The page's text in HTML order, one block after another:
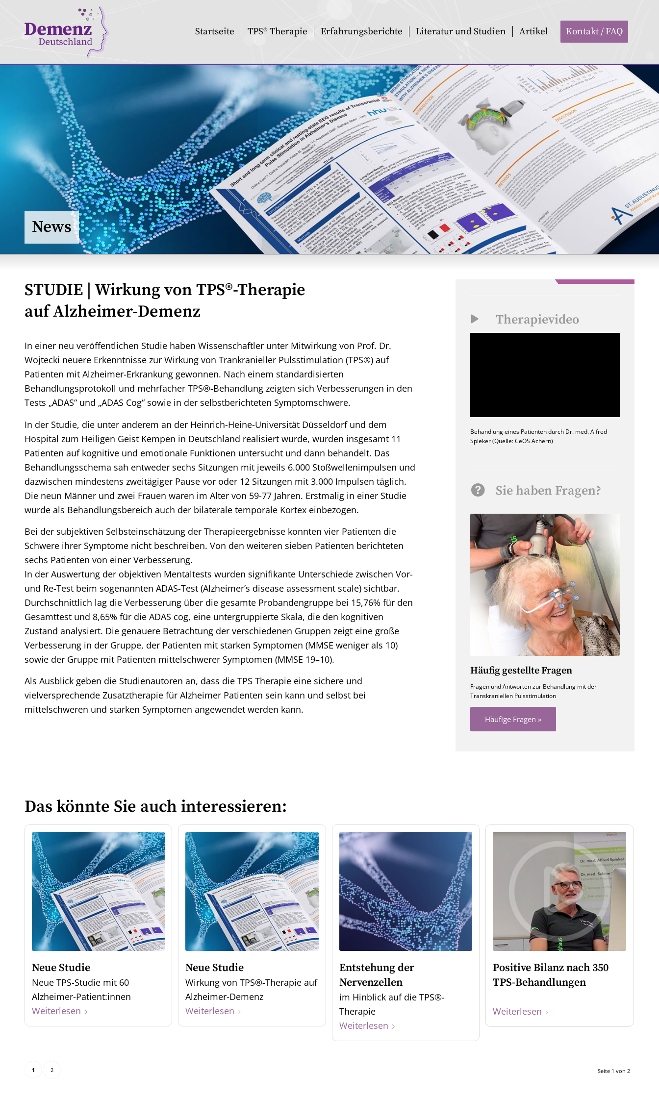
Startseite TPS® Therapie Erfahrungsberichte Literatur und Studien Artikel Kontakt / FAQ
News
STUDIE | Wirkung von TPS®-Therapie
auf Alzheimer-Demenz
In einer neu veröffentlichen Studie haben Wissenschaftler unter Mitwirkung von Prof. Dr.
Wojtecki neuere Erkenntnisse zur Wirkung von Trankranieller Pulsstimulation (TPS®) auf
Patienten mit Alzheimer-Erkrankung gewonnen. Nach einem standardisierten
Behandlungsprotokoll und mehrfacher TPS®-Behandlung zeigten sich Verbesserungen in den
Tests „ADAS“ und „ADAS Cog“ sowie in der selbstberichteten Symptomschwere.
In der Studie, die unter anderem an der Heinrich-Heine-Universität Düsseldorf und dem
Hospital zum Heiligen Geist Kempen in Deutschland realisiert wurde, wurden insgesamt 11
Patienten auf kognitive und emotionale Funktionen untersucht und dann behandelt. Das
Behandlungsschema sah entweder sechs Sitzungen mit jeweils 6.000 Stoßwellenimpulsen und
dazwischen mindestens zweitägiger Pause vor oder 12 Sitzungen mit 3.000 Impulsen täglich.
Die neun Männer und zwei Frauen waren im Alter von 59-77 Jahren. Erstmalig in einer Studie
wurde als Behandlungsbereich auch der bilaterale temporale Kortex einbezogen.
Bei der subjektiven Selbsteinschätzung der Therapieergebnisse konnten vier Patienten die
Schwere ihrer Symptome nicht beschreiben. Von den weiteren sieben Patienten berichteten
sechs Patienten von einer Verbesserung.
In der Auswertung der objektiven Mentaltests wurden signifikante Unterschiede zwischen Vor-
und Re-Test beim sogenannten ADAS-Test (Alzheimer’s disease assessment scale) sichtbar.
Durchschnittlich lag die Verbesserung über die gesamte Probandengruppe bei 15,76% für den
Gesamttest und 8,65% für die ADAS cog, eine untergruppierte Skala, die den kognitiven
Zustand analysiert. Die genauere Betrachtung der verschiedenen Gruppen zeigt eine große
Verbesserung in der Gruppe, der Patienten mit starken Symptomen (MMSE weniger als 10)
sowie der Gruppe mit Patienten mittelschwerer Symptomen (MMSE 19–10).
Als Ausblick geben die Studienautoren an, dass die TPS Therapie eine sichere und
vielversprechende Zusatztherapie für Alzheimer Patienten sein kann und selbst bei
mittelschweren und starken Symptomen angewendet werden kann.
Therapievideo
Behandlung eines Patienten durch Dr. med. Alfred
Spieker (Quelle: CeOS Achern)
Sie haben Fragen?
Häufig gestellte Fragen
Fragen und Antworten zur Behandlung mit der
Transkraniellen Pulsstimulation
Häufige Fragen »
Das könnte Sie auch interessieren:
Neue Studie
Neue TPS-Studie mit 60
Alzheimer-Patient:innen
Weiterlesen
Neue Studie
Wirkung von TPS®-Therapie auf
Alzheimer-Demenz
Weiterlesen
Entstehung der
Nervenzellen
im Hinblick auf die TPS®-
Therapie
Weiterlesen
Positive Bilanz nach 350
TPS-Behandlungen
Weiterlesen
Seite 1 von 2
1 2